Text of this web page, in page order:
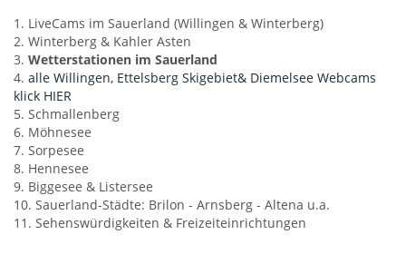
1. LiveCams im Sauerland (Willingen & Winterberg)
2. Winterberg & Kahler Asten
3. Wetterstationen im Sauerland
4. alle Willingen, Ettelsberg Skigebiet& Diemelsee Webcams
klick HIER
5. Schmallenberg
6. Möhnesee
7. Sorpesee
8. Hennesee
9. Biggesee & Listersee
10. Sauerland-Städte: Brilon - Arnsberg - Altena u.a.
11. Sehenswürdigkeiten & Freizeiteinrichtungen